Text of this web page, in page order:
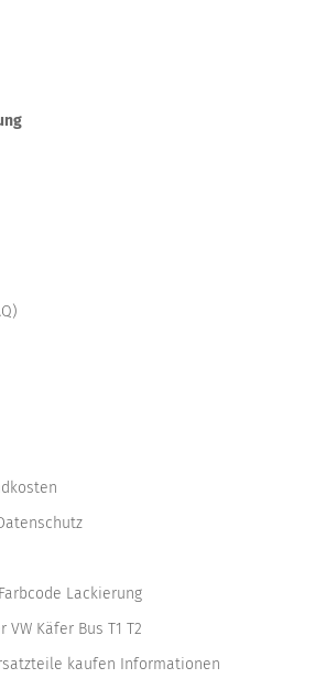
Lackierung
Käfer Bus T1 T2
kaufen Informationen